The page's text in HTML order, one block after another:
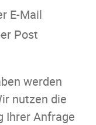
E-Mail
Post
werden
nutzen die
Ihrer Anfrage